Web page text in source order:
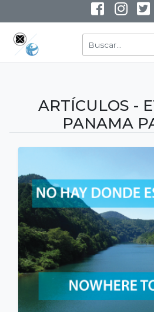
ARTÍCULOS -
PANAMA